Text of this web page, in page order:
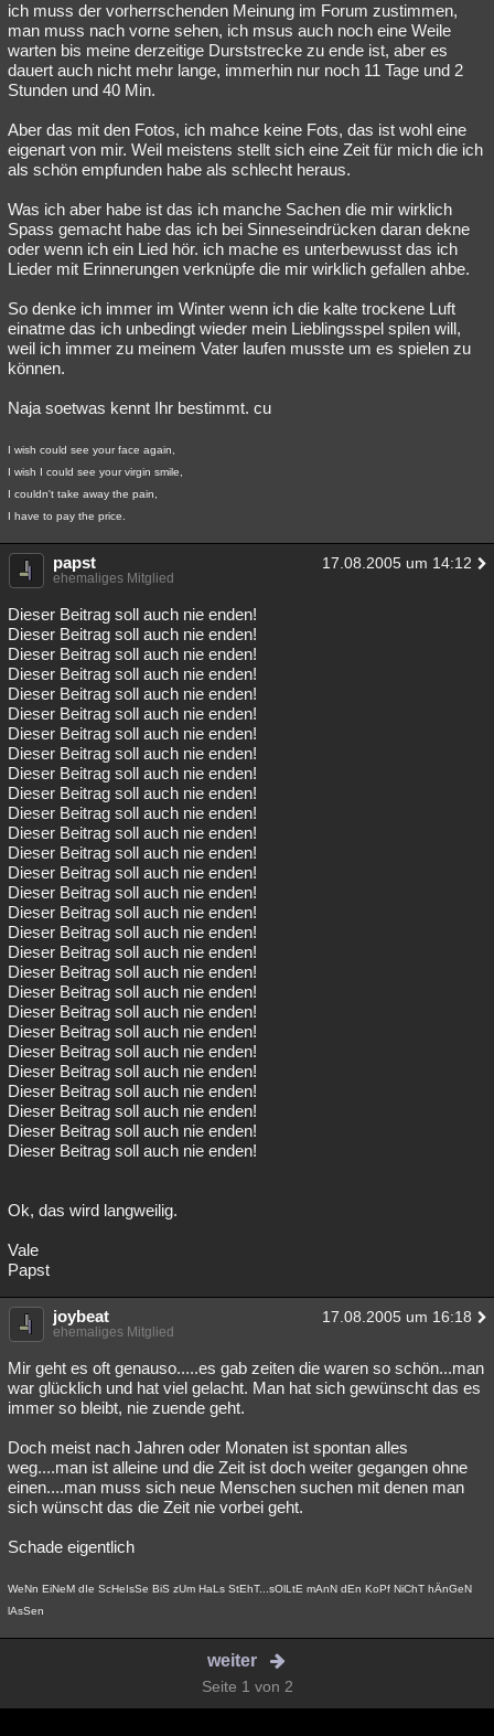
ich muss der vorherrschenden Meinung im Forum zustimmen,
man muss nach vorne sehen, ich msus auch noch eine Weile
warten bis meine derzeitige Durststrecke zu ende ist, aber es
dauert auch nicht mehr lange, immerhin nur noch 11 Tage und 2
Stunden und 40 Min.
Aber das mit den Fotos, ich mahce keine Fots, das ist wohl eine
eigenart von mir. Weil meistens stellt sich eine Zeit für mich die ich
als schön empfunden habe als schlecht heraus.
Was ich aber habe ist das ich manche Sachen die mir wirklich
Spass gemacht habe das ich bei Sinneseindrücken daran dekne
oder wenn ich ein Lied hör. ich mache es unterbewusst das ich
Lieder mit Erinnerungen verknüpfe die mir wirklich gefallen ahbe.
So denke ich immer im Winter wenn ich die kalte trockene Luft
einatme das ich unbedingt wieder mein Lieblingsspel spilen will,
weil ich immer zu meinem Vater laufen musste um es spielen zu
können.
Naja soetwas kennt Ihr bestimmt. cu
I wish could see your face again,
I wish I could see your virgin smile,
I couldn't take away the pain,
I have to pay the price.
papst 17.08.2005 um 14:12
ehemaliges Mitglied
Dieser Beitrag soll auch nie enden!
Dieser Beitrag soll auch nie enden!
Dieser Beitrag soll auch nie enden!
Dieser Beitrag soll auch nie enden!
Dieser Beitrag soll auch nie enden!
Dieser Beitrag soll auch nie enden!
Dieser Beitrag soll auch nie enden!
Dieser Beitrag soll auch nie enden!
Dieser Beitrag soll auch nie enden!
Dieser Beitrag soll auch nie enden!
Dieser Beitrag soll auch nie enden!
Dieser Beitrag soll auch nie enden!
Dieser Beitrag soll auch nie enden!
Dieser Beitrag soll auch nie enden!
Dieser Beitrag soll auch nie enden!
Dieser Beitrag soll auch nie enden!
Dieser Beitrag soll auch nie enden!
Dieser Beitrag soll auch nie enden!
Dieser Beitrag soll auch nie enden!
Dieser Beitrag soll auch nie enden!
Dieser Beitrag soll auch nie enden!
Dieser Beitrag soll auch nie enden!
Dieser Beitrag soll auch nie enden!
Dieser Beitrag soll auch nie enden!
Dieser Beitrag soll auch nie enden!
Dieser Beitrag soll auch nie enden!
Dieser Beitrag soll auch nie enden!
Dieser Beitrag soll auch nie enden!
Ok, das wird langweilig.
Vale
Papst
joybeat 17.08.2005 um 16:18
ehemaliges Mitglied
Mir geht es oft genauso.....es gab zeiten die waren so schön...man
war glücklich und hat viel gelacht. Man hat sich gewünscht das es
immer so bleibt, nie zuende geht.
Doch meist nach Jahren oder Monaten ist spontan alles
weg....man ist alleine und die Zeit ist doch weiter gegangen ohne
einen....man muss sich neue Menschen suchen mit denen man
sich wünscht das die Zeit nie vorbei geht.
Schade eigentlich
WeNn EiNeM dIe ScHeIsSe BiS zUm HaLs StEhT...sOlLtE mAnN dEn KoPf NiChT hÄnGeN
lAsSen
weiter
Seite 1 von 2